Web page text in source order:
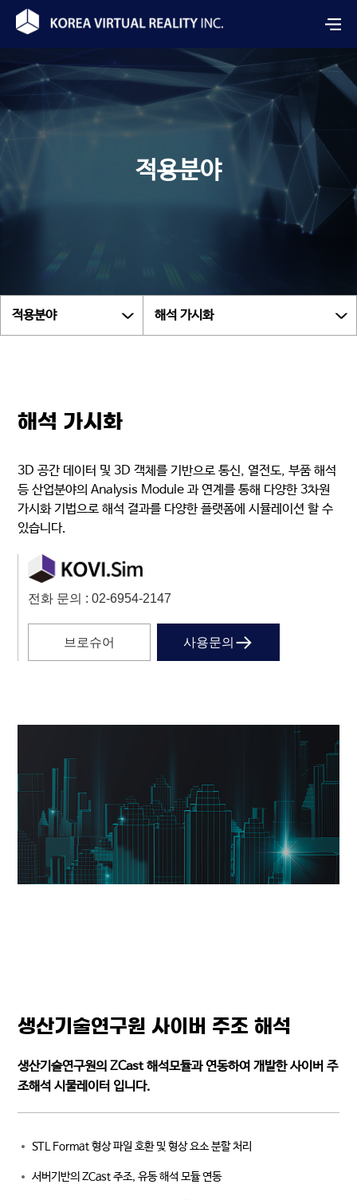
적용분야
적용분야 해석 가시화
해석 가시화
3D 공간 데이터 및 3D 객체를 기반으로 통신, 열전도, 부품 해석
등 산업분야의 Analysis Module 과 연계를 통해 다양한 3차원
가시화 기법으로 해석 결과를 다양한 플랫폼에 시뮬레이션 할 수
있습니다.
전화 문의 : 02-6954-2147
브로슈어 사용문의
생산기술연구원 사이버 주조 해석
생산기술연구원의 ZCast 해석모듈과 연동하여 개발한 사이버 주
조해석 시물레이터 입니다.
STL Format 형상 파일 호환 및 형상 요소 분할 처리
서버기반의 ZCast 주조, 유동 해석 모듈 연동